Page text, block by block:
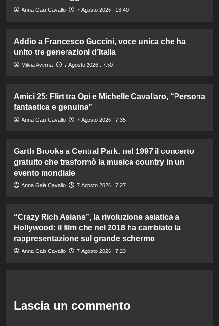
Anna Gaia Cavallo 7 Agosto 2026 : 13:40
Addio a Francesco Guccini, voce unica che ha
unito tre generazioni d’Italia
Milvia Averna 7 Agosto 2026 : 7:50
Amici 25: Flirt tra Opi e Michelle Cavallaro, “Persona
fantastica e genuina”
Anna Gaia Cavallo 7 Agosto 2026 : 7:35
Garth Brooks a Central Park: nel 1997 il concerto
gratuito che trasformò la musica country in un
evento mondiale
Anna Gaia Cavallo 7 Agosto 2026 : 7:27
“Crazy Rich Asians”, la rivoluzione asiatica a
Hollywood: il film che nel 2018 ha cambiato la
rappresentazione sul grande schermo
Anna Gaia Cavallo 7 Agosto 2026 : 7:23
Lascia un commento